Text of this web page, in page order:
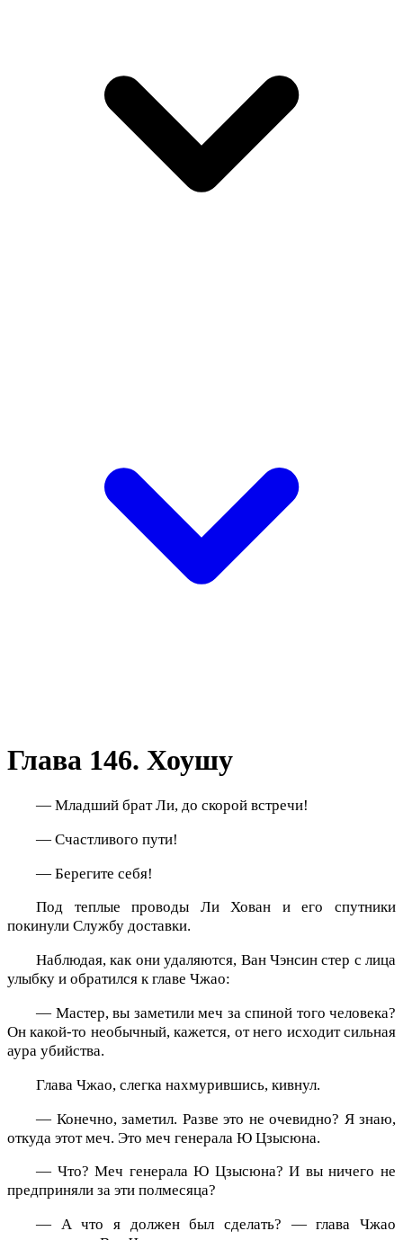
Глава 146. Хоушу
— Младший брат Ли, до скорой встречи!
— Счастливого пути!
— Берегите себя!
Под теплые проводы Ли Хован и его спутники
покинули Службу доставки.
Наблюдая, как они удаляются, Ван Чэнсин стер с лица
улыбку и обратился к главе Чжао:
— Мастер, вы заметили меч за спиной того человека?
Он какой-то необычный, кажется, от него исходит сильная
аура убийства.
Глава Чжао, слегка нахмурившись, кивнул.
— Конечно, заметил. Разве это не очевидно? Я знаю,
откуда этот меч. Это меч генерала Ю Цзысюна.
— Что? Меч генерала Ю Цзысюна? И вы ничего не
предприняли за эти полмесяца?
— А что я должен был сделать? — глава Чжао